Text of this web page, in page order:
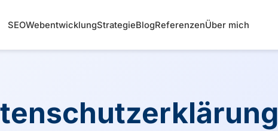
SEOWebentwicklungStrategieBlogReferenzenÜber mich